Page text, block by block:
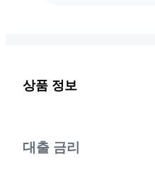
상품 정보
대출 금리